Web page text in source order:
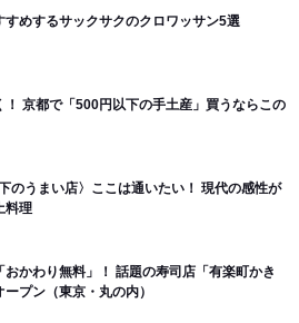
すめするサックサクのクロワッサン5選
！ 京都で「500円以下の手土産」買うならこの
のうまい店〉ここは通いたい！ 現代の感性が
料理
おかわり無料」！ 話題の寿司店「有楽町かき
プン（東京・丸の内）